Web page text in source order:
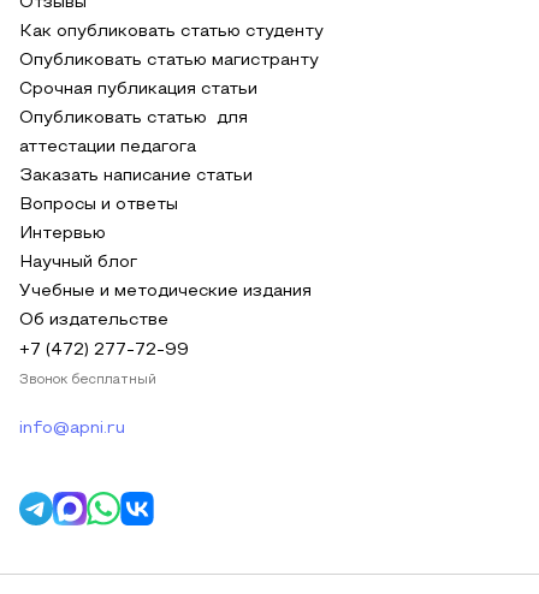
Отзывы
Как опубликовать статью студенту
Опубликовать статью магистранту
Срочная публикация статьи
Опубликовать статью для
аттестации педагога
Заказать написание статьи
Вопросы и ответы
Интервью
Научный блог
Учебные и методические издания
Об издательстве
+7 (472) 277-72-99
Звонок бесплатный
info@apni.ru